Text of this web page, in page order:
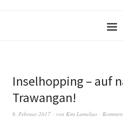
Inselhopping – auf
Trawangan!
6. Februar 2017 von Kim Lumelius